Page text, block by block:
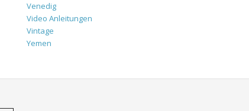
Venedig
Video Anleitungen
Vintage
Yemen